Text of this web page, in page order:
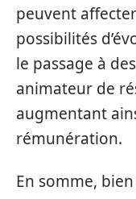
peuvent
possibilités
le passage à
animateur de
augmentant
rémunération.
En somme,